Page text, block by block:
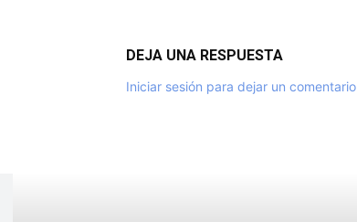
DEJA UNA RESPUESTA
Iniciar sesión para dejar un comentario